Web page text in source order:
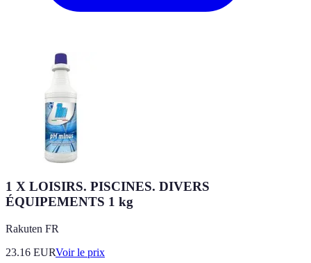
1 X LOISIRS. PISCINES. DIVERS
ÉQUIPEMENTS 1 kg
Rakuten FR
23.16 EURVoir le prix